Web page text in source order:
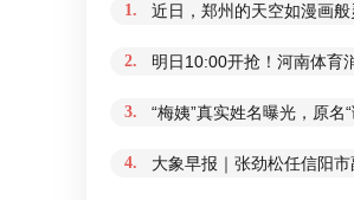
1. 近日，郑州的天空如漫画
2. 明日10:00开抢！河南体育
3. “梅姨”真实姓名曝光，原
4. 大象早报｜张劲松任信阳